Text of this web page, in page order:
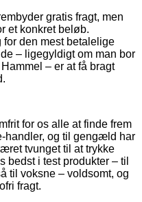
gratis fragt, men
et konkret beløb.
for den mest betalelige
– ligegyldigt om man bor
– er at få bragt
for os alle at finde frem
handler, og til gengæld har
tvunget til at trykke
bedst i test produkter – til
til voksne – voldsomt, og
fragt.